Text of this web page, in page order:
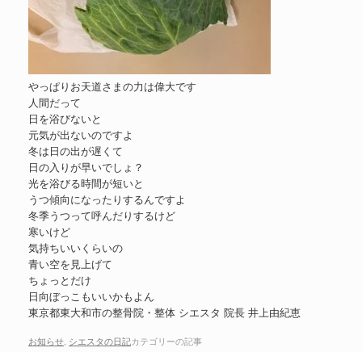
やっぱりお天道さまの力は偉大です
人間だって
日を浴びないと
元気が出ないのですよ
冬は日の出が遅くて
日の入りが早いでしょ？
光を浴びる時間が短いと
うつ傾向になったりするんですよ
冬季うつって呼んだりするけど
寒いけど
気持ちいいくらいの
青い空を見上げて
ちょっとだけ
日向ぼっこもいいかもよん
東京都東大和市の整骨院・整体 シエスタ 院長 井上由紀恵
お知らせ, シエスタの日記カテゴリーの記事